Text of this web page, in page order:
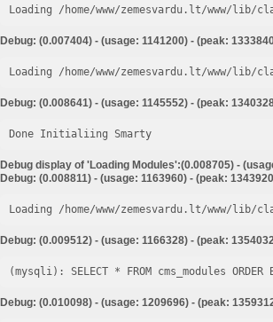
Loading /home/www/zemesvardu.lt/www/lib/
Debug: (0.007404) - (usage: 1141200) - (peak:
Loading /home/www/zemesvardu.lt/www/lib/
Debug: (0.008641) - (usage: 1145552) - (peak:
Done Initialiing Smarty
Debug display of 'Loading Modules':(0.008705) -
Debug: (0.008811) - (usage: 1163960) - (peak:
Loading /home/www/zemesvardu.lt/www/
Debug: (0.009512) - (usage: 1166328) - (peak:
Debug: (0.010098) - (usage: 1209696) - (peak: